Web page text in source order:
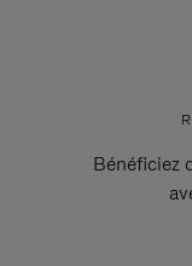
Bénéficiez